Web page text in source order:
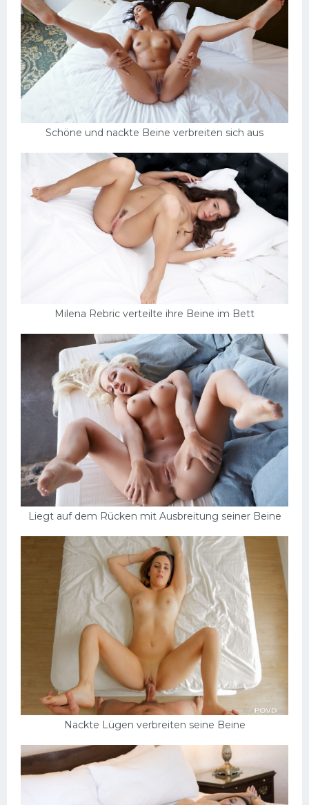
Schöne und nackte Beine verbreiten sich aus
Milena Rebric verteilte ihre Beine im Bett
Liegt auf dem Rücken mit Ausbreitung seiner Beine
Nackte Lügen verbreiten seine Beine